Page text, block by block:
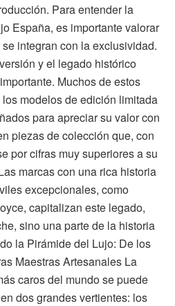
Para entender la
España, es importante valorar
integran con la exclusividad.
y el legado histórico
Muchos de estos
modelos de edición limitada
para apreciar su valor con
piezas de colección que, con
por cifras muy superiores a su
marcas con una rica historia
excepcionales, como
capitalizan este legado,
sino una parte de la historia
la Pirámide del Lujo: De los
Maestras Artesanales La
caros del mundo se puede
dos grandes vertientes: los